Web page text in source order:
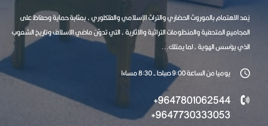
يُعد الاهتمام بالموروث الحضاري والتراث الإسلامي والفلكلوري ، بمثابة حماية وحفاظ على
المجاميع المتحفية والمنظومات التراثية والاثارية ، التي تدوّن ماضي الاسلاف وتاريخ الشعوب
الذي يؤسس الهوية ، لما يمتلك...
يوميا من الساعة 9:00 صباحا - 8:30 مساءا
9647801062544+
9647730333053+